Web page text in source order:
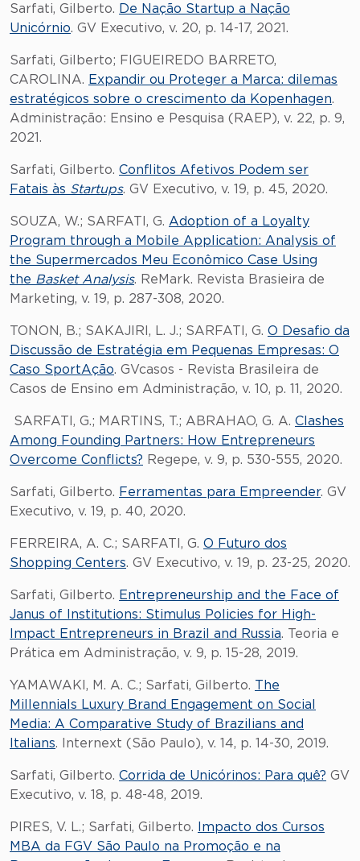
Sarfati, Gilberto. De Nação Startup a Nação
Unicórnio. GV Executivo, v. 20, p. 14-17, 2021.
Sarfati, Gilberto; FIGUEIREDO BARRETO,
CAROLINA. Expandir ou Proteger a Marca: dilemas
estratégicos sobre o crescimento da Kopenhagen.
Administração: Ensino e Pesquisa (RAEP), v. 22, p. 9,
2021.
Sarfati, Gilberto. Conflitos Afetivos Podem ser
Fatais às Startups. GV Executivo, v. 19, p. 45, 2020.
SOUZA, W.; SARFATI, G. Adoption of a Loyalty
Program through a Mobile Application: Analysis of
the Supermercados Meu Econômico Case Using
the Basket Analysis. ReMark. Revista Brasieira de
Marketing, v. 19, p. 287-308, 2020.
TONON, B.; SAKAJIRI, L. J.; SARFATI, G. O Desafio da
Discussão de Estratégia em Pequenas Empresas: O
Caso SportAção. GVcasos - Revista Brasileira de
Casos de Ensino em Administração, v. 10, p. 11, 2020.
SARFATI, G.; MARTINS, T.; ABRAHAO, G. A. Clashes
Among Founding Partners: How Entrepreneurs
Overcome Conflicts? Regepe, v. 9, p. 530-555, 2020.
Sarfati, Gilberto. Ferramentas para Empreender. GV
Executivo, v. 19, p. 40, 2020.
FERREIRA, A. C.; SARFATI, G. O Futuro dos
Shopping Centers. GV Executivo, v. 19, p. 23-25, 2020.
Sarfati, Gilberto. Entrepreneurship and the Face of
Janus of Institutions: Stimulus Policies for High-
Impact Entrepreneurs in Brazil and Russia. Teoria e
Prática em Administração, v. 9, p. 15-28, 2019.
YAMAWAKI, M. A. C.; Sarfati, Gilberto. The
Millennials Luxury Brand Engagement on Social
Media: A Comparative Study of Brazilians and
Italians. Internext (São Paulo), v. 14, p. 14-30, 2019.
Sarfati, Gilberto. Corrida de Unicórinos: Para quê? GV
Executivo, v. 18, p. 48-48, 2019.
PIRES, V. L.; Sarfati, Gilberto.
Impacto dos Cursos
MBA da FGV São Paulo na Promoção e na